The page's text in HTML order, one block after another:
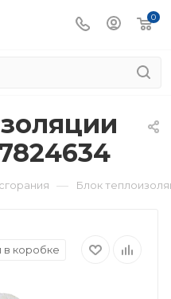
0
— Блок
в коробке